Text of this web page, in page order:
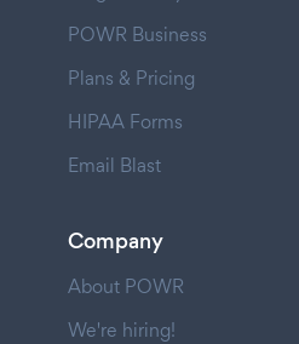
POWR Business
Plans & Pricing
HIPAA Forms
Email Blast
Company
About POWR
We're hiring!